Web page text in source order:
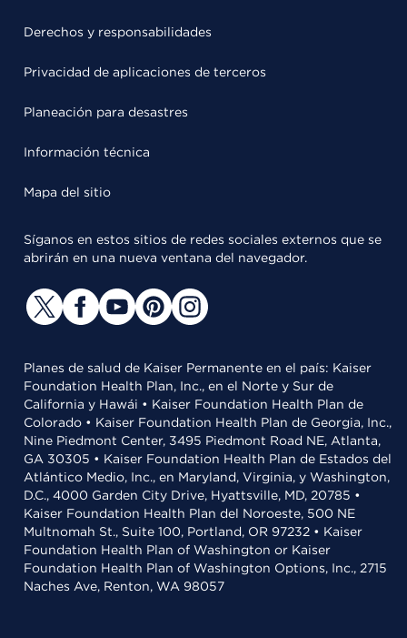
Derechos y responsabilidades
Privacidad de aplicaciones de terceros
Planeación para desastres
Información técnica
Mapa del sitio
Síganos en estos sitios de redes sociales externos que se
abrirán en una nueva ventana del navegador.
Planes de salud de Kaiser Permanente en el país: Kaiser
Foundation Health Plan, Inc., en el Norte y Sur de
California y Hawái • Kaiser Foundation Health Plan de
Colorado • Kaiser Foundation Health Plan de Georgia, Inc.,
Nine Piedmont Center, 3495 Piedmont Road NE, Atlanta,
GA 30305 • Kaiser Foundation Health Plan de Estados del
Atlántico Medio, Inc., en Maryland, Virginia, y Washington,
D.C., 4000 Garden City Drive, Hyattsville, MD, 20785 •
Kaiser Foundation Health Plan del Noroeste, 500 NE
Multnomah St., Suite 100, Portland, OR 97232 • Kaiser
Foundation Health Plan of Washington or Kaiser
Foundation Health Plan of Washington Options, Inc., 2715
Naches Ave, Renton, WA 98057